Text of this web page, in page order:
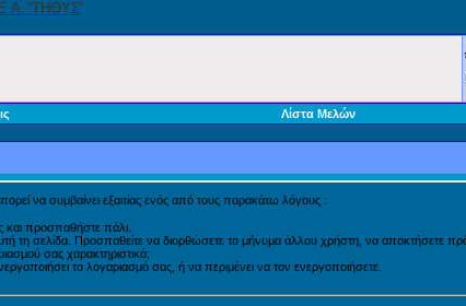
Λίστα Μελών
να συμβαίνει εξαιτίας ενός από τους παρακάτω λόγους :
και προσπαθήστε πάλι.
τη σελίδα. Προσπαθείτε να διορθώσετε το μήνυμα άλλου χρήστη, να αποκτήσετε
σας χαρακτηριστικά;
το λογαριασμό σας, ή να περιμένει να τον ενεργοποιήσετε.